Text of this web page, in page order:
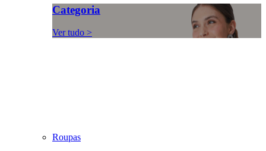
Categoria
Ver tudo >
Roupas